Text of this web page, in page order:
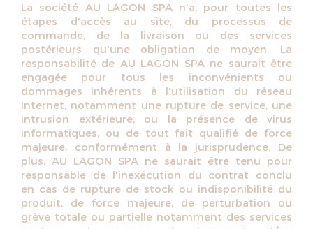
La société AU LAGON SPA n'a, pour toutes les
étapes d'accès au site, du processus de
commande, de la livraison ou des services
postérieurs qu'une obligation de moyen. La
responsabilité de AU LAGON SPA ne saurait être
engagée pour tous les inconvénients ou
dommages inhérents à l'utilisation du réseau
Internet, notamment une rupture de service, une
intrusion extérieure, ou la présence de virus
informatiques, ou de tout fait qualifié de force
majeure, conformément à la jurisprudence. De
plus, AU LAGON SPA ne saurait être tenu pour
responsable de l'inexécution du contrat conclu
en cas de rupture de stock ou indisponibilité du
produit, de force majeure, de perturbation ou
grève totale ou partielle notamment des services